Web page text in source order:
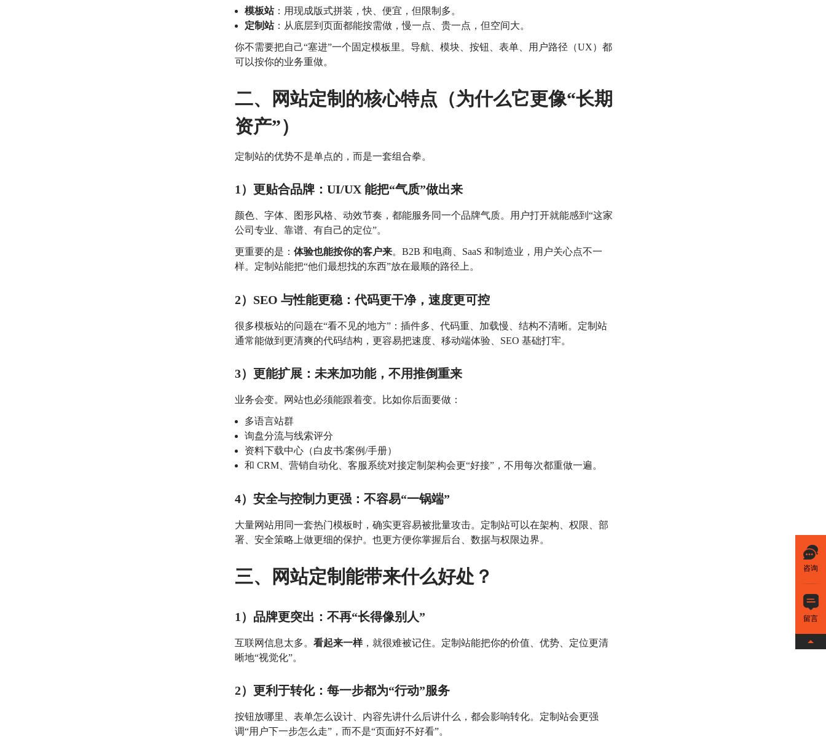
咨询
留言
模板站：用现成版式拼装，快、便宜，但限制多。
定制站：从底层到页面都能按需做，慢一点、贵一点，但空间大。
你不需要把自己“塞进”一个固定模板里。 导航、模块、按钮、表单、用户路径（UX）都
可以按你的业务重做。
二、网站定制的核心特点（为什么它更像“长期
资产”）
定制站的优势不是单点的，而是一套组合拳。
1）更贴合品牌：UI/UX 能把“气质”做出来
颜色、字体、图形风格、动效节奏，都能服务同一个品牌气质。
用户打开就能感到“这家
公司专业、靠谱、有自己的定位”。
更重要的是： 体验也能按你的客户来。 B2B 和电商、SaaS 和制造业，用户关心点不一
样。 定制站能把“他们最想找的东西”放在最顺的路径上。
2）SEO 与性能更稳：代码更干净，速度更可控
很多模板站的问题在“看不见的地方”： 插件多、代码重、加载慢、结构不清晰。 定制站
通常能做到更清爽的代码结构，更容易把速度、移动端体验、SEO 基础打牢。
3）更能扩展：未来加功能，不用推倒重来
业务会变。网站也必须能跟着变。 比如你后面要做：
多语言站群
询盘分流与线索评分
资料下载中心（白皮书/案例/手册）
和 CRM、营销自动化、客服系统对接定制架构会更“好接”，不用每次都重做一遍。
4）安全与控制力更强：不容易“一锅端”
大量网站用同一套热门模板时，确实更容易被批量攻击。 定制站可以在架构、权限、部
署、安全策略上做更细的保护。 也更方便你掌握后台、数据与权限边界。
三、网站定制能带来什么好处？
1）品牌更突出：不再“长得像别人”
互联网信息太多。 看起来一样，就很难被记住。 定制站能把你的价值、优势、定位更清
晰地“视觉化”。
2）更利于转化：每一步都为“行动”服务
按钮放哪里、表单怎么设计、内容先讲什么后讲什么，都会影响转化。 定制站会更强
调“用户下一步怎么走”，而不是“页面好不好看”。